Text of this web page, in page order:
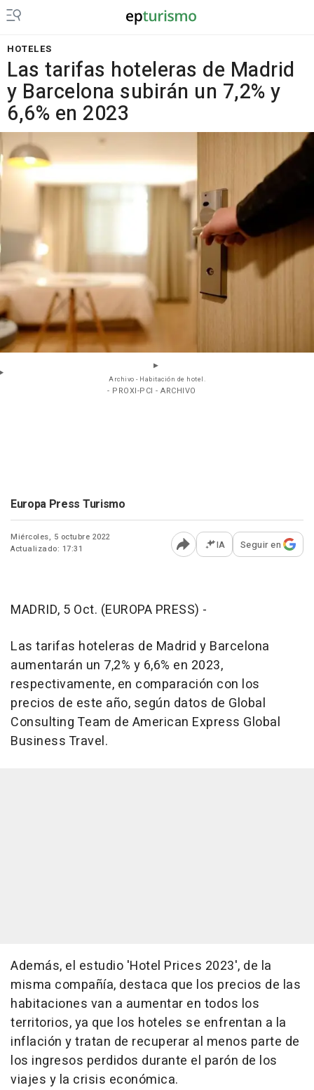
HOTELES
Las tarifas hoteleras de Madrid
y Barcelona subirán un 7,2% y
6,6% en 2023
Archivo - Habitación de hotel.
- PROXI-PCI - ARCHIVO
Europa Press Turismo
Miércoles, 5 octubre 2022
Actualizado: 17:31
Abrir opciones para
IA Seguir en
MADRID, 5 Oct. (EUROPA PRESS) -
Las tarifas hoteleras de Madrid y Barcelona
aumentarán un 7,2% y 6,6% en 2023,
respectivamente, en comparación con los
precios de este año, según datos de Global
Consulting Team de American Express Global
Business Travel.
Además, el estudio 'Hotel Prices 2023', de la
misma compañía, destaca que los precios de las
habitaciones van a aumentar en todos los
territorios, ya que los hoteles se enfrentan a la
inflación y tratan de recuperar al menos parte de
los ingresos perdidos durante el parón de los
viajes y la crisis económica.